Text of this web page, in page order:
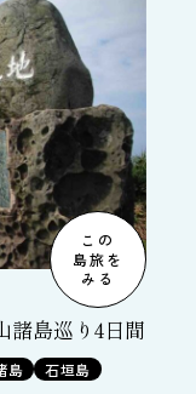
この
島旅を
みる
諸島巡り4日間
島
石垣島